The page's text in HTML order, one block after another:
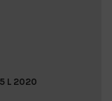
L 2020